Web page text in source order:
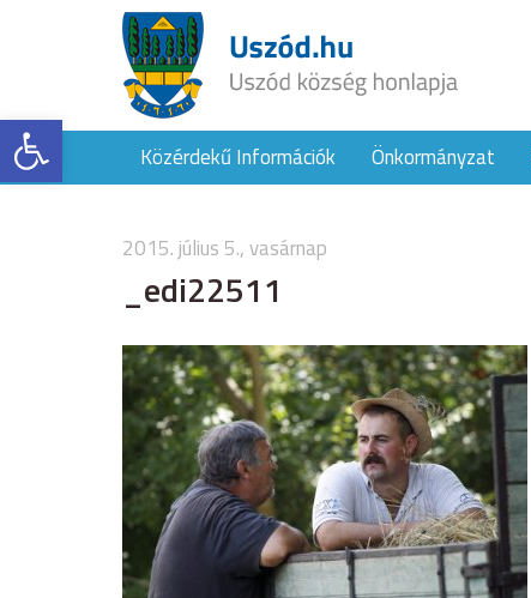
Eszköztár megnyitásaKözérdekű Információk Önkormányzat
2015. július 5., vasárnap
_edi22511